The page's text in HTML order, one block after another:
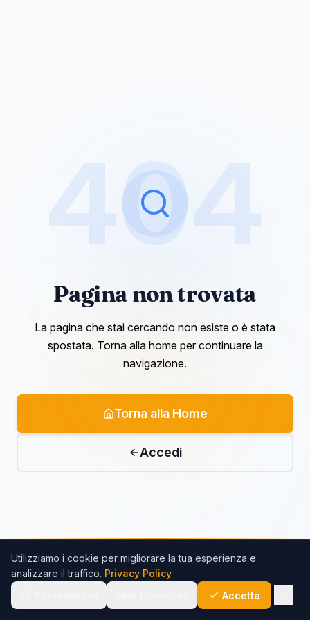
404
Pagina non trovata
La pagina che stai cercando non esiste o è stata
spostata. Torna alla home per continuare la
navigazione.
Torna alla Home
Accedi
Utilizziamo i cookie per migliorare la tua esperienza e
analizzare il traffico. Privacy Policy
Accetta